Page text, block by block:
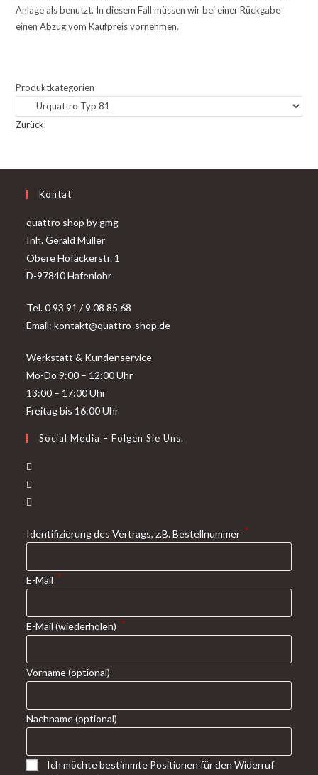
Anlage als benutzt. In diesem Fall müssen wir bei einer Rückgabe
einen Abzug vom Kaufpreis vornehmen.
Produktkategorien
Zurück
Kontat
quattro shop by gmg
Inh. Gerald Müller
Obere Hofäckerstr. 1
D-97840 Hafenlohr
Tel. 0 93 91 / 9 08 85 68
Email: kontakt@quattro-shop.de
Werkstatt & Kundenservice
Mo-Do 9:00 – 12:00 Uhr
13:00 – 17:00 Uhr
Freitag bis 16:00 Uhr
Social Media – Folgen Sie Uns.
Identifizierung des Vertrags, z.B. Bestellnummer *
E-Mail *
E-Mail (wiederholen) *
Vorname(optional)
Nachname(optional)
Ich möchte bestimmte Positionen für den Widerruf